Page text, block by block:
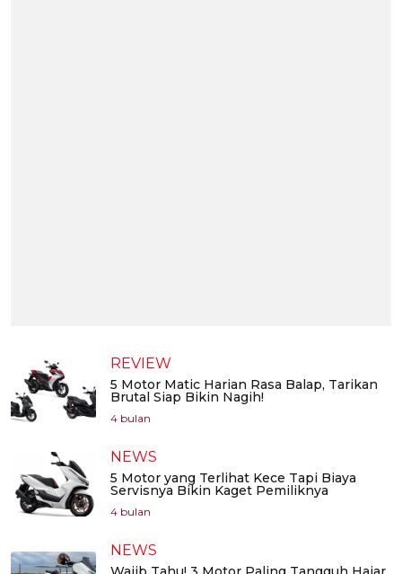
REVIEW
5 Motor Matic Harian Rasa Balap, Tarikan
Brutal Siap Bikin Nagih!
4 bulan
NEWS
5 Motor yang Terlihat Kece Tapi Biaya
Servisnya Bikin Kaget Pemiliknya
4 bulan
NEWS